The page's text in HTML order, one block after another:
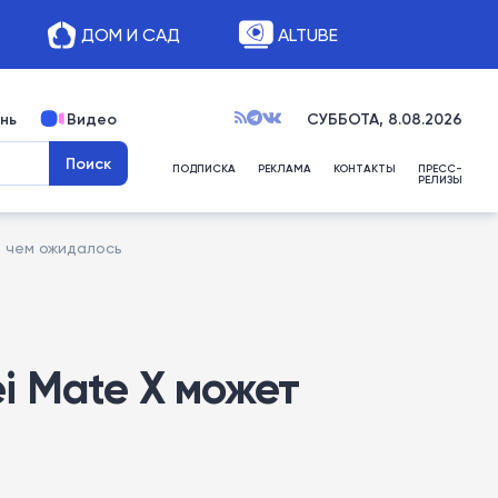
ДОМ И САД ALTUBE
Видео СУББОТА, 8.08.2026
ПОДПИСКА РЕКЛАМА КОНТАКТЫ ПРЕСС-
РЕЛИЗЫ
чем ожидалось
Mate X может